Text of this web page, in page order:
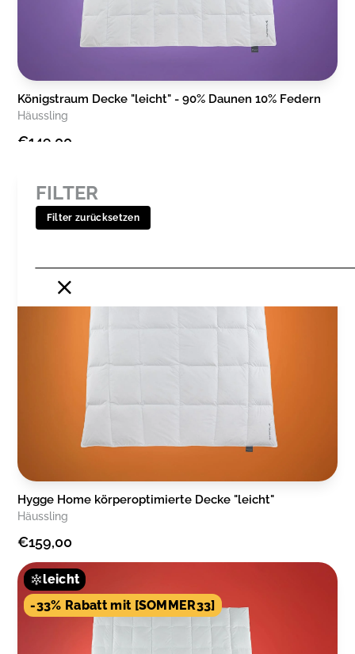
FILTER
Filter zurücksetzen
Königstraum Decke "leicht" - 90% Daunen 10% Federn
Häussling
€149,00
-33% Rabatt mit [SOMMER33]
Hygge Home körperoptimierte Decke "leicht"
Häussling
€159,00
leicht
-33% Rabatt mit [SOMMER33]